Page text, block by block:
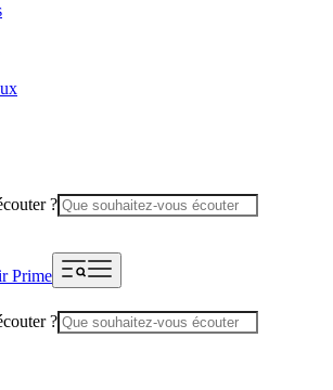
?
Prime
?